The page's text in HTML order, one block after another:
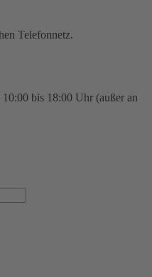
Telefonnetz.
bis 18:00 Uhr (außer an